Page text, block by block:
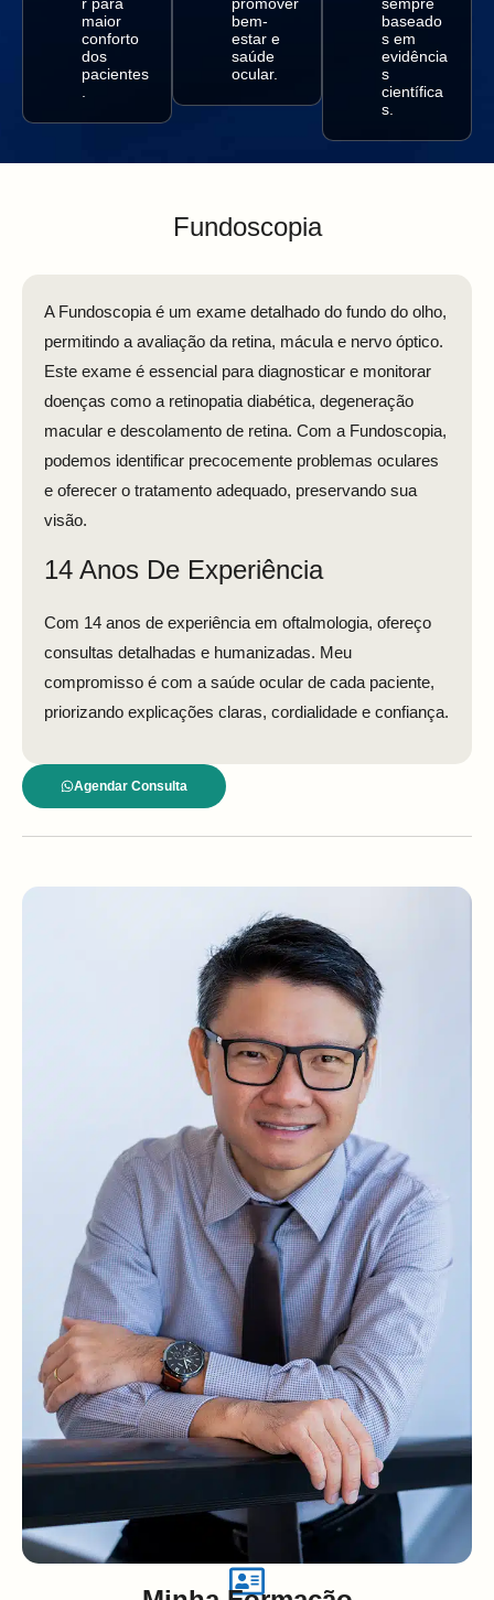
maior
conforto
dos
pacientes
bem-
estar e
saúde
ocular.
baseado
s em
evidência
s
científica
s.
Fundoscopia
A Fundoscopia é um exame detalhado do fundo do olho,
permitindo a avaliação da retina, mácula e nervo óptico.
Este exame é essencial para diagnosticar e monitorar
doenças como a retinopatia diabética, degeneração
macular e descolamento de retina. Com a Fundoscopia,
podemos identificar precocemente problemas oculares
e oferecer o tratamento adequado, preservando sua
visão.
14 Anos De Experiência
Com 14 anos de experiência em oftalmologia, ofereço
consultas detalhadas e humanizadas. Meu
compromisso é com a saúde ocular de cada paciente,
priorizando explicações claras, cordialidade e confiança.
Agendar Consulta